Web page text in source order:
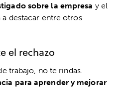
sobre la empresa y el
a destacar entre otros
el rechazo
trabajo, no te rindas.
para aprender y mejorar